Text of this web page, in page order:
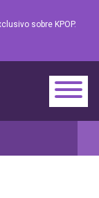
sobre KPOP.